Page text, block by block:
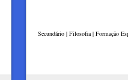
Secundário | Filosofia | Formação